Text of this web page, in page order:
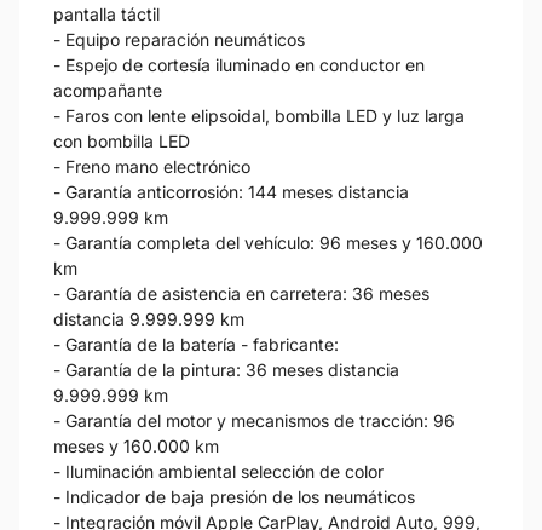
pantalla táctil
- Equipo reparación neumáticos
- Espejo de cortesía iluminado en conductor en
acompañante
- Faros con lente elipsoidal, bombilla LED y luz larga
con bombilla LED
- Freno mano electrónico
- Garantía anticorrosión: 144 meses distancia
9.999.999 km
- Garantía completa del vehículo: 96 meses y 160.000
km
- Garantía de asistencia en carretera: 36 meses
distancia 9.999.999 km
- Garantía de la batería - fabricante:
- Garantía de la pintura: 36 meses distancia
9.999.999 km
- Garantía del motor y mecanismos de tracción: 96
meses y 160.000 km
- Iluminación ambiental selección de color
- Indicador de baja presión de los neumáticos
- Integración móvil Apple CarPlay, Android Auto, 999,